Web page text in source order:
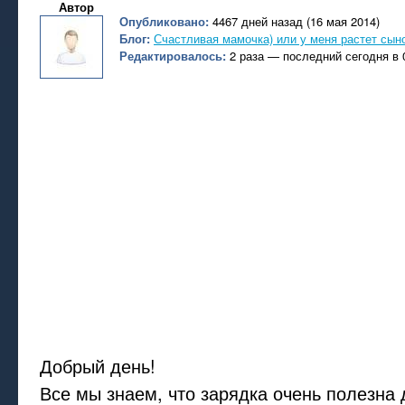
Автор
Опубликовано: 4467 дней назад (16 мая 2014)
Блог: Счастливая мамочка) или у меня растет
Редактировалось: 2 раза — последний сегодня в
Добрый день!
Все мы знаем, что зарядка очень полезна